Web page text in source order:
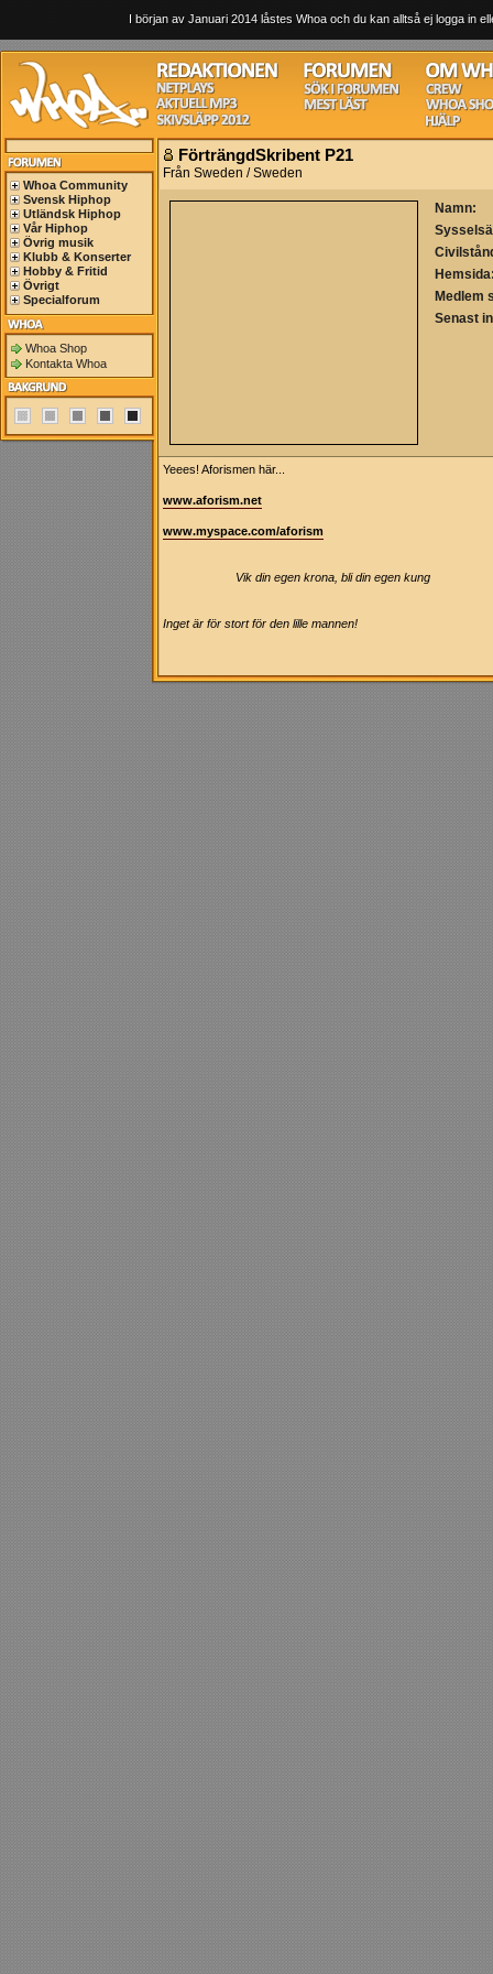
I början av Januari 2014 låstes Whoa och du kan alltså ej logga in
Whoa Community
Svensk Hiphop
Utländsk Hiphop
Vår Hiphop
Övrig musik
Klubb & Konserter
Hobby & Fritid
Övrigt
Specialforum
Whoa Shop
Kontakta Whoa
FörträngdSkribent P21
Från Sweden / Sweden
Namn:
Medlem
Senast
Yeees! Aforismen här...
www.aforism.net
www.myspace.com/aforism
Vik din egen krona, bli din egen kung
Inget är för stort för den lille mannen!